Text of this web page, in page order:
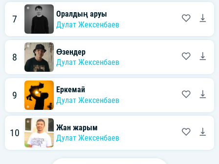
7
Оралдың аруы
Дулат Жексенбаев
8
Өзендер
Дулат Жексенбаев
9
Еркемай
Дулат Жексенбаев
10
Жан жарым
Дулат Жексенбаев